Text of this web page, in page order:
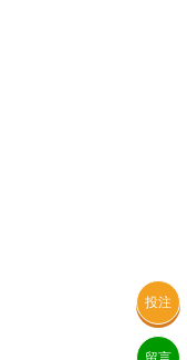
投注